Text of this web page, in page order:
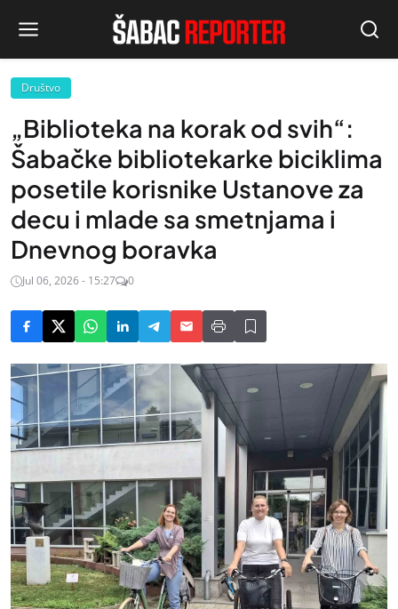
Društvo
„Biblioteka na korak od svih“:
Šabačke bibliotekarke biciklima
posetile korisnike Ustanove za
decu i mlade sa smetnjama i
Dnevnog boravka
Jul 06, 2026 - 15:27 0